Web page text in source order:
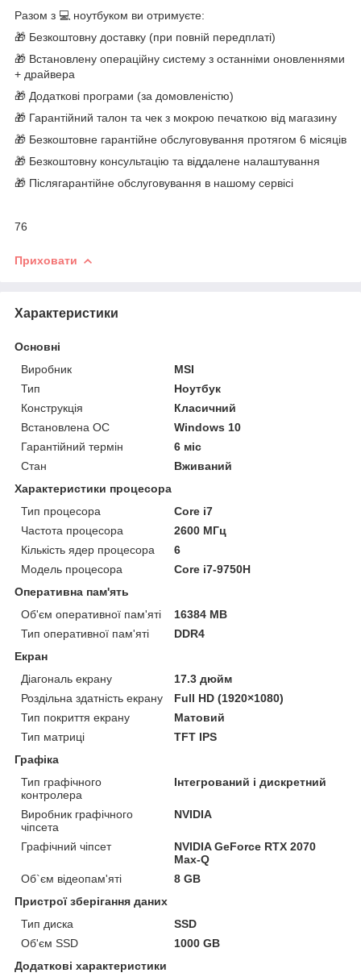
Разом з 💻 ноутбуком ви отримуєте:
🎁 Безкоштовну доставку (при повній передплаті)
🎁 Встановлену операційну систему з останніми оновленнями
+ драйвера
🎁 Додаткові програми (за домовленістю)
🎁 Гарантійний талон та чек з мокрою печаткою від магазину
🎁 Безкоштовне гарантійне обслуговування протягом 6 місяців
🎁 Безкоштовну консультацію та віддалене налаштування
🎁 Післягарантійне обслуговування в нашому сервісі
76
Приховати
Характеристики
Основні
Виробник
MSI
Тип
Ноутбук
Конструкція
Класичний
Встановлена ОС
Windows 10
Гарантійний термін
6 міс
Стан
Вживаний
Характеристики процесора
Тип процесора
Core i7
Частота процесора
2600 МГц
Кількість ядер процесора
6
Модель процесора
Core i7-9750H
Оперативна пам'ять
Об'єм оперативної пам'яті
16384 MB
Тип оперативної пам'яті
DDR4
Екран
Діагональ екрану
17.3 дюйм
Роздільна здатність екрану
Full HD (1920×1080)
Тип покриття екрану
Матовий
Тип матриці
TFT IPS
Графіка
Тип графічного
контролера
Інтегрований і дискретний
Виробник графічного
чіпсета
NVIDIA
Графічний чіпсет
NVIDIA GeForce RTX 2070
Max-Q
Об`єм відеопам'яті
8 GB
Пристрої зберігання даних
Тип диска
SSD
Об'єм SSD
1000 GB
Додаткові характеристики